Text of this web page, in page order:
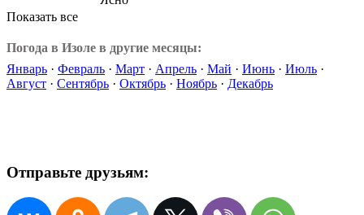
Показать все
Погода в Изоле в другие месяцы:
Январь · Февраль · Март · Апрель · Май · Июнь · Июль ·
Август · Сентябрь · Октябрь · Ноябрь · Декабрь
Отправьте друзьям: